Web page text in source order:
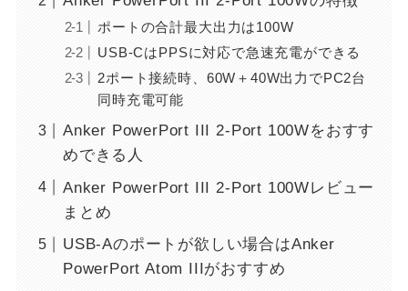
ポートの合計最大出力は100W
USB-CはPPSに対応で急速充電ができる
2ポート接続時、60W＋40W出力でPC2台
同時充電可能
Anker PowerPort III 2-Port 100Wをおすす
めできる人
Anker PowerPort III 2-Port 100Wレビュー
まとめ
USB-Aのポートが欲しい場合はAnker
PowerPort Atom IIIがおすすめ